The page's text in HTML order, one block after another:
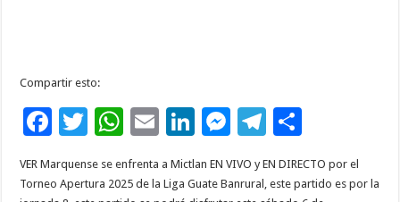
Compartir esto:
F
e
T
tt
W
h
at
E
m
ai
Li
k
M
se
T
e m
VER Marquense se enfrenta a Mictlan EN VIVO y EN DIRECTO por el
Torneo Apertura 2025 de la Liga Guate Banrural, este partido es por la